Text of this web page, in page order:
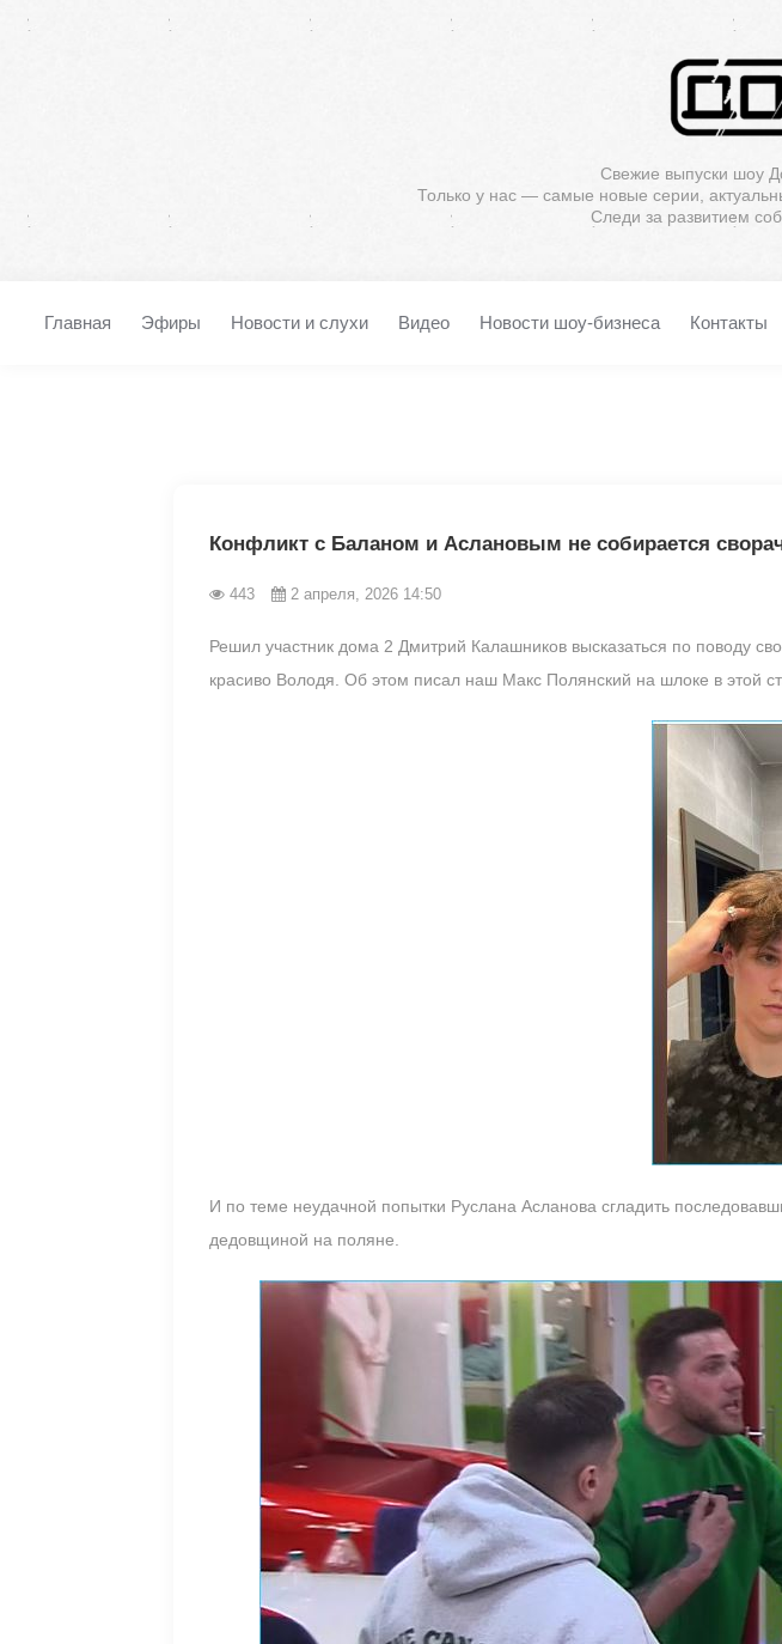
Свежие выпуски шоу
Только у нас — самые новые серии,
Следи за развитием
Главная Эфиры Новости и слухи Видео Новости шоу-бизнеса Контакты
Конфликт с Баланом и Аслановым не собирается
443 2 апреля, 2026 14:50
Решил участник дома 2 Дмитрий Калашников высказаться по поводу
красиво Володя. Об этом писал наш Макс Полянский на шлоке в этой
И по теме неудачной попытки Руслана Асланова сгладить
дедовщиной на поляне.